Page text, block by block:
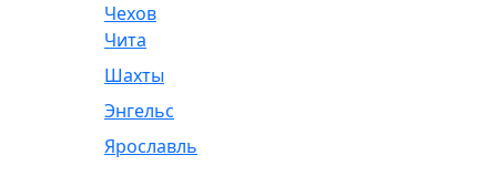
Чехов
Чита
Шахты
Энгельс
Ярославль